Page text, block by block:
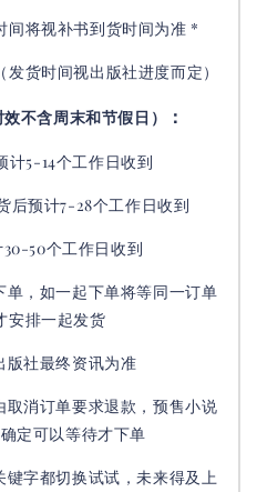
间将视补书到货时间为准 *
发货时间视出版社进度而定）
效不含周末和节假日） ：
计5-14个工作日收到
后预计7-28个工作日收到
50个工作日收到
，如一起下单将等同一订单
安排一起发货
版社最终资讯为准
消订单要求退款，预售小说
定可以等待才下单
字都切换试试，未来得及上